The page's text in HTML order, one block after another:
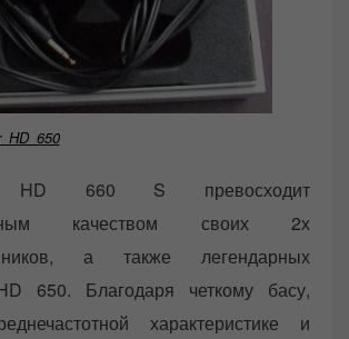
HD 660 S превосходит
качеством своих 2х
а также легендарных
650. Благодаря четкому басу,
характеристике и